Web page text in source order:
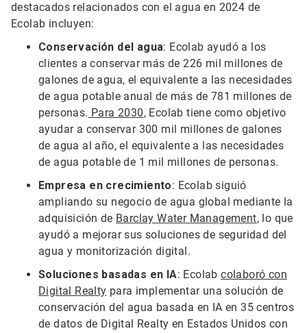
destacados relacionados con el agua en 2024 de
Ecolab incluyen:
Conservación del agua: Ecolab ayudó a los
clientes a conservar más de 226 mil millones de
galones de agua, el equivalente a las necesidades
de agua potable anual de más de 781 millones de
personas. Para 2030, Ecolab tiene como objetivo
ayudar a conservar 300 mil millones de galones
de agua al año, el equivalente a las necesidades
de agua potable de 1 mil millones de personas.
Empresa en crecimiento: Ecolab siguió
ampliando su negocio de agua global mediante la
adquisición de Barclay Water Management, lo que
ayudó a mejorar sus soluciones de seguridad del
agua y monitorización digital.
Soluciones basadas en IA: Ecolabcolaboró con
Digital Realty para implementar una solución de
conservación del agua basada en IA en 35 centros
de datos de Digital Realty en Estados Unidos con